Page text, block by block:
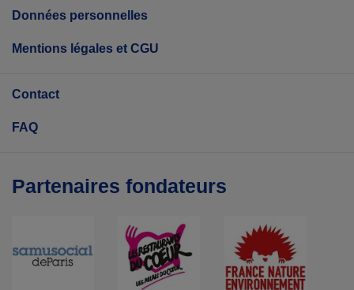
Données personnelles
Mentions légales et CGU
Contact
FAQ
Partenaires fondateurs